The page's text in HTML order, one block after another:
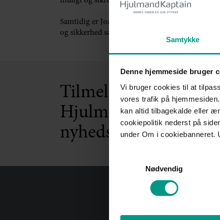
Samtykke
Denne hjemmeside bruger
Vi bruger cookies til at
vores trafik på
kan altid tilbagekalde eller
cookiepolitik nederst på
under Om i cookiebanneret.
Nødvendig
Samtidig er Joan en del af administrationen
og sikkerhed samt understøtte en
Tilmeld dig
HjulmandKaptains
nyhedsbrev